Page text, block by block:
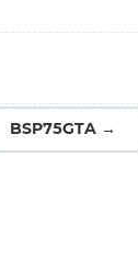
BSP75GTA →